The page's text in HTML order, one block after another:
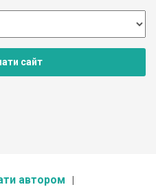
сайт
автором